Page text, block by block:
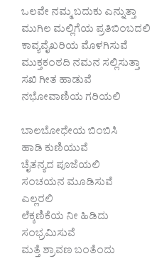
ಒಲವೇ ನಮ್ಮ ಬದುಕು ಎನ್ನುತ್ತಾ
ಮುಗಿಲ ಮಲ್ಲಿಗೆಯ ಪ್ರತಿಬಿಂಬದಲಿ
ಕಾವ್ಯವೈಖರಿಯ ಮೊಳಗಿಸುವೆ
ಮುಕ್ತಕಂಠದಿ ನಮನ ಸಲ್ಲಿಸುತ್ತಾ
ಸಖಿ ಗೀತ ಹಾಡುವೆ
ನಭೋವಾಣಿಯ ಗರಿಯಲಿ
ಬಾಲಬೋಧೇಯ ಬಿಂಬಿಸಿ
ಹಾಡಿ ಕುಣಿಯುವೆ
ಚೈತನ್ಯದ ಪೂಜೆಯಲಿ
ಸಂಚಯನ ಮೂಡಿಸುವೆ
ಎಲ್ಲರಲಿ
ಲೆಕ್ಕಣಿಕೆಯ ನೀ ಹಿಡಿದು
ಸಂಭ್ರಮಿಸುವೆ
ಮತ್ತೆ ಶ್ರಾವಣ ಬಂತೆಂದು